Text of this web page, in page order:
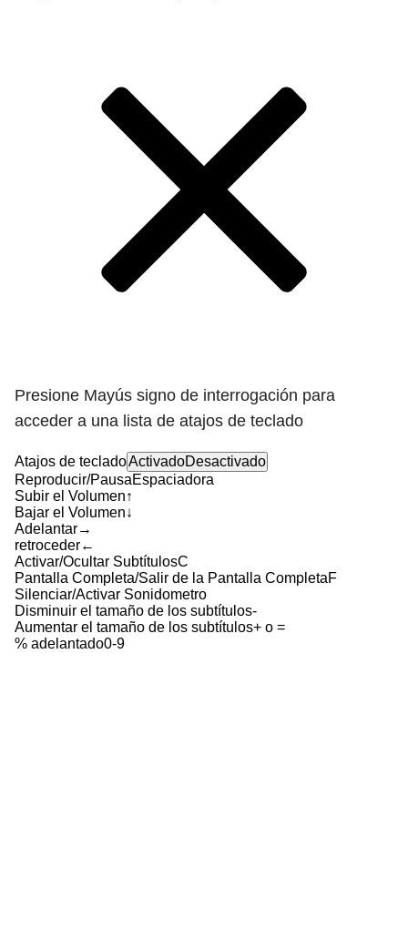
Presione Mayús signo de interrogación para
acceder a una lista de atajos de teclado
Atajos de tecladoActivadoDesactivado
Reproducir/PausaEspaciadora
Subir el Volumen↑
Bajar el Volumen↓
Adelantar→
retroceder←
Activar/Ocultar SubtítulosC
Pantalla Completa/Salir de la Pantalla CompletaF
Silenciar/Activar Sonidometro
Disminuir el tamaño de los subtítulos-
Aumentar el tamaño de los subtítulos+ o =
% adelantado0-9